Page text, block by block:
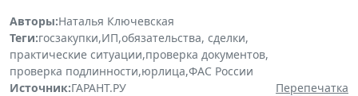
Авторы:Наталья Ключевская
Теги:госзакупки,ИП,обязательства, сделки,
практические ситуации,проверка документов,
проверка подлинности,юрлица,ФАС России
Источник:ГАРАНТ.РУ
Перепечатка